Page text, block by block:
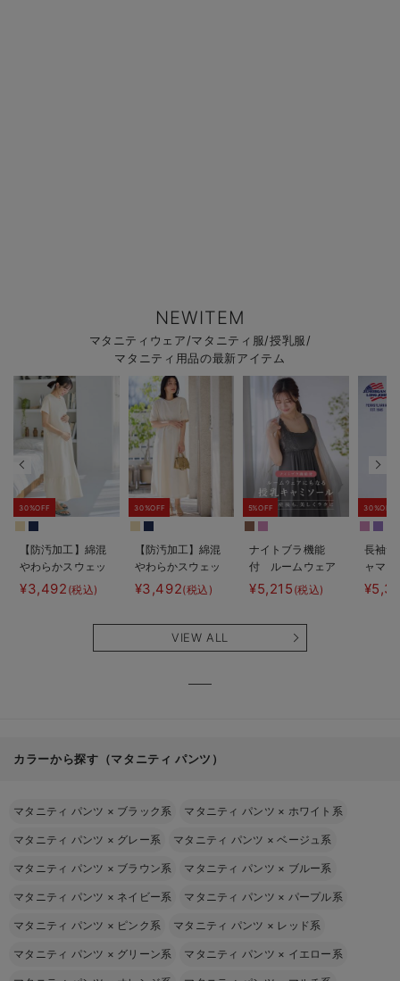
NEWITEM
マタニティウェア/マタニティ服/授乳服/
マタニティ用品の最新アイテム
30%OFF
【防汚加工】綿混
やわらかスウェッ
ト半袖ティアード
ネグリジェ マタ
¥3,492 (税込)
30%OFF
【防汚加工】綿混
やわらかスウェッ
ト半袖フレアワン
ピース マタニテ
も長く使える】
¥3,492(税込)
5%OFF
ナイトブラ機能
付 ルームウェア
にもなる授乳キャ
ミソール
¥5,215 (税込)
30%OFF
長袖サ
ャマ
ェー
VIEW ALL
カラーから探す（マタニティ パンツ）
マタニティ パンツ × ブラック系 マタニティ パンツ × ホワイト系
マタニティ パンツ × グレー系 マタニティ パンツ ×ベージュ系
マタニティ パンツ × ブラウン系 マタニティ パンツ × ブルー系
マタニティ パンツ × ネイビー系 マタニティ パンツ × パープル系
マタニティ パンツ × ピンク系 マタニティ パンツ × レッド系
マタニティ パンツ × グリーン系 マタニティ パンツ × イエロー系